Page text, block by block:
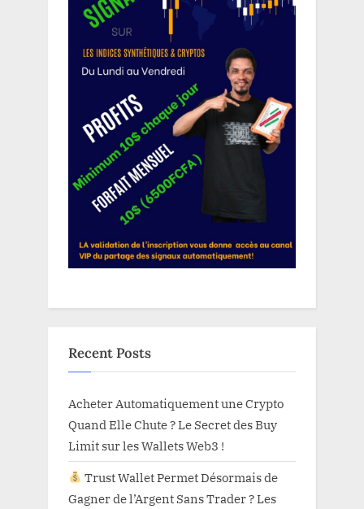
Recent Posts
Acheter Automatiquement une Crypto
Quand Elle Chute ? Le Secret des Buy
Limit sur les Wallets Web3 !
Trust Wallet Permet Désormais de
Gagner de l’Argent Sans Trader ? Les